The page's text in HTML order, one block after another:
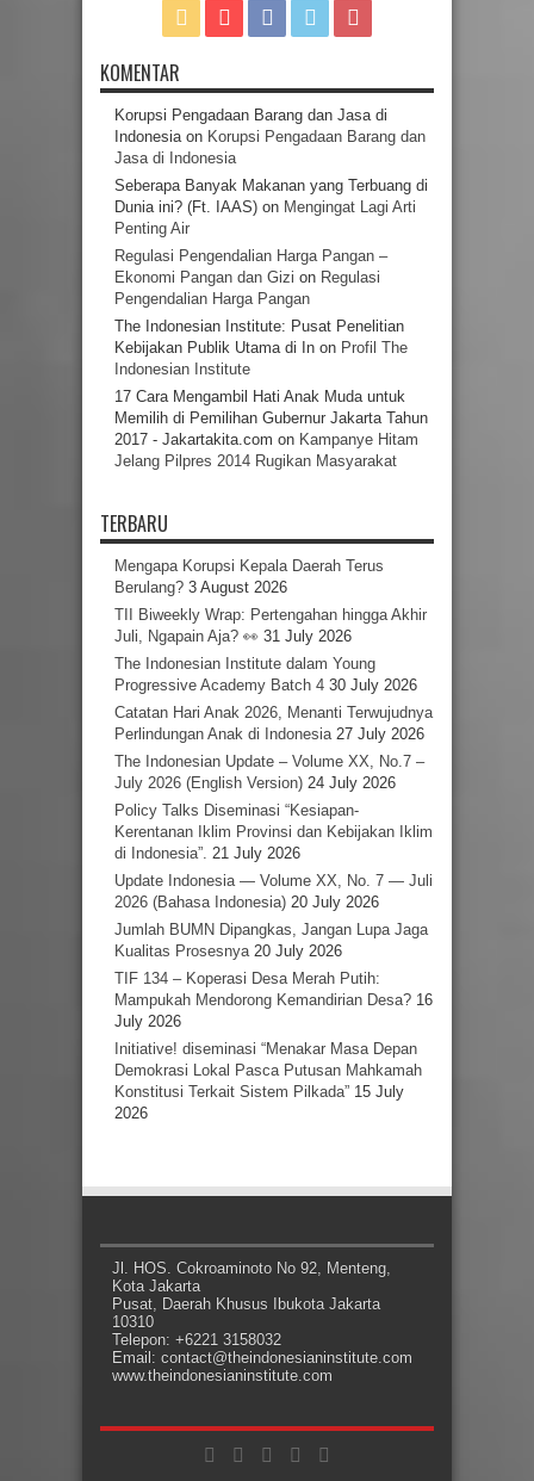
KOMENTAR
Korupsi Pengadaan Barang dan Jasa di
Indonesiaon Korupsi Pengadaan Barang dan
Jasa di Indonesia
Seberapa Banyak Makanan yang Terbuang di
Dunia ini? (Ft. IAAS) on Mengingat Lagi Arti
Penting Air
Regulasi Pengendalian Harga Pangan –
Ekonomi Pangan dan Gizi on Regulasi
Pengendalian Harga Pangan
The Indonesian Institute: Pusat Penelitian
Kebijakan Publik Utama di In on Profil The
Indonesian Institute
17 Cara Mengambil Hati Anak Muda untuk
Memilih di Pemilihan Gubernur Jakarta Tahun
2017 - Jakartakita.com on Kampanye Hitam
Jelang Pilpres 2014 Rugikan Masyarakat
TERBARU
Mengapa Korupsi Kepala Daerah Terus
Berulang? 3 August 2026
TII Biweekly Wrap: Pertengahan hingga Akhir
Juli, Ngapain Aja? 👀 31 July 2026
The Indonesian Institute dalam Young
Progressive Academy Batch 4 30 July 2026
Catatan Hari Anak 2026, Menanti Terwujudnya
Perlindungan Anak di Indonesia 27 July 2026
The Indonesian Update – Volume XX, No.7 –
July 2026 (English Version) 24 July 2026
Policy Talks Diseminasi “Kesiapan-
Kerentanan Iklim Provinsi dan Kebijakan Iklim
di Indonesia”. 21 July 2026
Update Indonesia — Volume XX, No. 7 — Juli
2026 (Bahasa Indonesia) 20 July 2026
Jumlah BUMN Dipangkas, Jangan Lupa Jaga
Kualitas Prosesnya 20 July 2026
TIF 134 – Koperasi Desa Merah Putih:
Mampukah Mendorong Kemandirian Desa? 16
July 2026
Initiative! diseminasi “Menakar Masa Depan
Demokrasi Lokal Pasca Putusan Mahkamah
Konstitusi Terkait Sistem Pilkada” 15 July
2026
Jl. HOS. Cokroaminoto No 92, Menteng,
Kota Jakarta
Pusat, Daerah Khusus Ibukota Jakarta
10310
Telepon: +6221 3158032
Email: contact@theindonesianinstitute.com
www.theindonesianinstitute.com